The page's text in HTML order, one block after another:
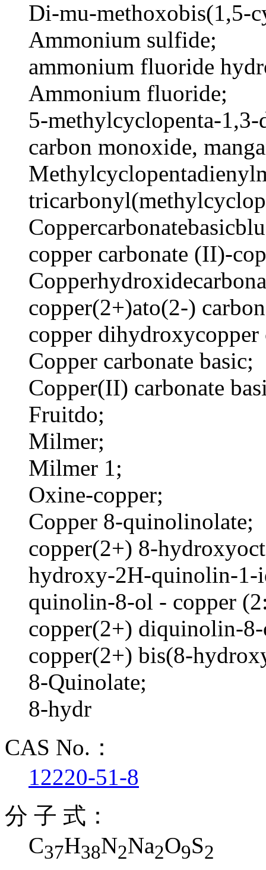
Di-mu-methoxobis(1,5-
Ammonium sulfide;
ammonium fluoride
Ammonium fluoride;
5-methylcyclopenta-1,3-
carbon monoxide,
copper carbonate (II)-
copper(2+)ato(2-)
copper dihydroxycopper
Copper carbonate basic;
Copper(II) carbonate
Fruitdo;
Milmer;
Milmer 1;
Oxine-copper;
Copper 8-quinolinolate;
copper(2+) 8-
hydroxy-2H-quinolin-1-
quinolin-8-ol - copper
copper(2+) diquinolin-
copper(2+) bis(8-
8-Quinolate;
8-hydr
CAS No.：
12220-51-8
分 子 式：
C37H38N2Na2O9S2